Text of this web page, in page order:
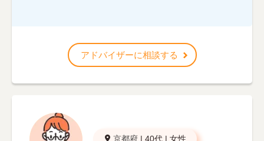
アドバイザーに相談する
京都府 | 40代 | 女性